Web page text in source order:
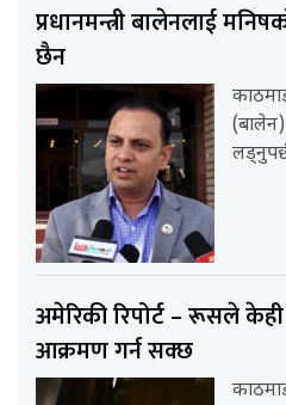
प्रधानमन्त्री बालेनलाई
छैन
अमेरिकी रिपोर्ट – रूसले केही
आक्रमण गर्न सक्छ